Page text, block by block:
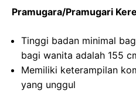
Pramugara/Pramugari
Tinggi badan minimal
bagi wanita adalah 155
Memiliki keterampilan
yang unggul